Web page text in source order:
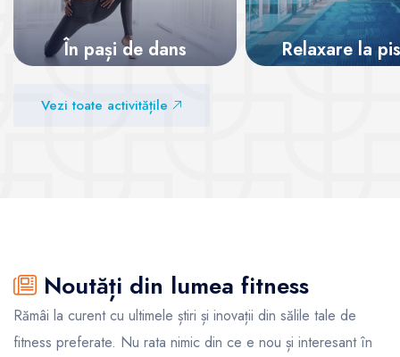
În pași de dans
Vezi sălile
Relaxare la
Vezi toate activitățile
Noutăți din lumea fitness
Rămâi la curent cu ultimele știri și inovații din sălile tale de
fitness preferate. Nu rata nimic din ce e nou și interesant în